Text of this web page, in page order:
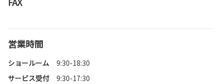
営業時間
ショールーム
9:30-18:30
サービス受付
9:30-17:30